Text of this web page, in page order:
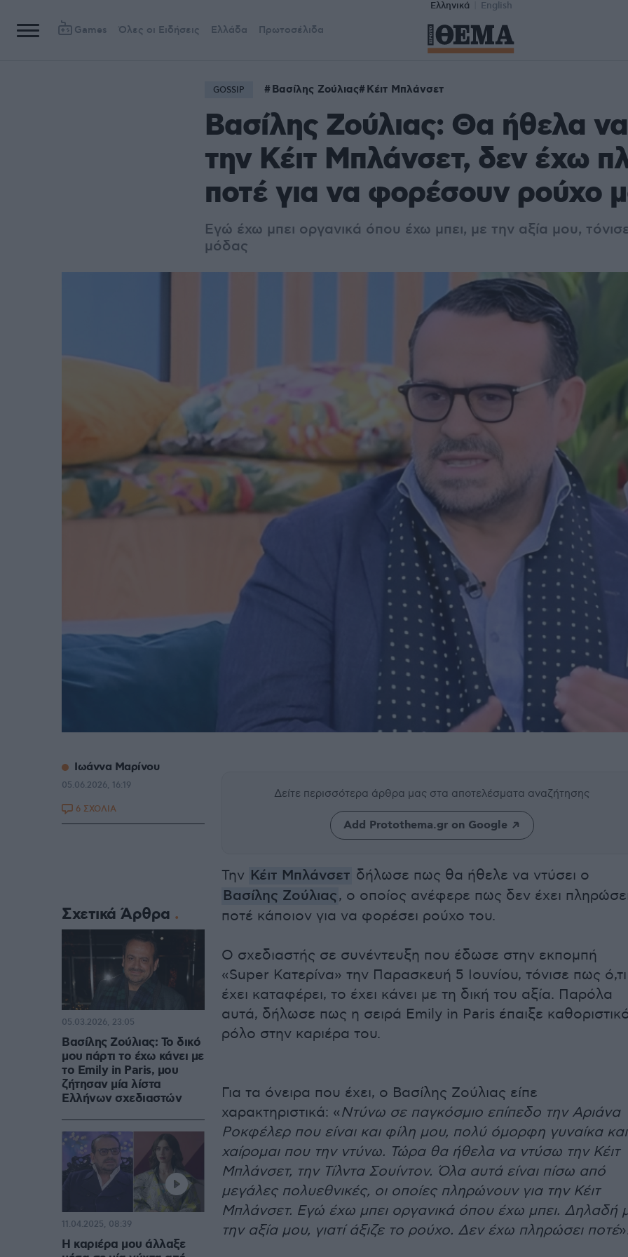
Ελληνικά English
Games Όλες οι Ειδήσεις Ελλάδα Πρωτοσέλιδα
GOSSIP Βασίλης Ζούλιας Κέιτ Μπλάνσετ
Βασίλης Ζούλιας: Θα ήθελα
την Κέιτ Μπλάνσετ, δεν έχω
ποτέ για να φορέσουν ρούχο
Εγώ έχω μπει οργανικά όπου έχω μπει, με την αξία μου,
μόδας
Δείτε περισσότερα άρθρα μας στα αποτελέσματα αναζήτησης
Add Protothema.gr on Google
Την Κέιτ Μπλάνσετ δήλωσε πως θα ήθελε να ντύσει ο
Βασίλης Ζούλιας, ο οποίος ανέφερε πως δεν έχει
ποτέ κάποιον για να φορέσει ρούχο του.
Ο σχεδιαστής σε συνέντευξη που έδωσε στην εκπομπή
«Super Κατερίνα» την Παρασκευή 5 Ιουνίου, τόνισε πως ό,τι
έχει καταφέρει, το έχει κάνει με τη δική του αξία. Παρόλα
αυτά, δήλωσε πως η σειρά Emily in Paris έπαιξε
ρόλο στην καριέρα του.
Για τα όνειρα που έχει, ο Βασίλης Ζούλιας είπε
χαρακτηριστικά: «Ντύνω σε παγκόσμιο επίπεδο την Αριάνα
Ροκφέλερ που είναι και φίλη μου, πολύ όμορφη γυναίκα και
χαίρομαι που την ντύνω. Τώρα θα ήθελα να ντύσω την Κέιτ
Μπλάνσετ, την Τίλντα Σουίντον. Όλα αυτά είναι πίσω από
μεγάλες πολυεθνικές, οι οποίες πληρώνουν για την Κέιτ
Μπλάνσετ. Εγώ έχω μπει οργανικά όπου έχω μπει. Δηλαδή
την αξία μου, γιατί άξιζε το ρούχο. Δεν έχω πληρώσει ποτέ
Ιωάννα Μαρίνου
05.06.2026, 16:19
6 ΣΧΟΛΙΑ
Σχετικά Άρθρα
Βασίλης Ζούλιας: Το δικό
μου πάρτι το έχω κάνει με
το Emily in Paris, μου
ζήτησαν μία λίστα
Ελλήνων σχεδιαστών
05.03.2026, 23:05
Η καριέρα μου άλλαξε
11.04.2025, 08:39